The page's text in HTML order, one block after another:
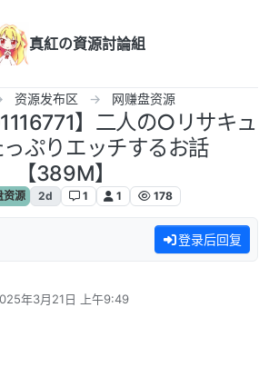
真紅の資源討論組
资源发布区 网赚盘资源
】二人の○リサキュ
ぷりエッチするお話
【389M】
资源 2d 1 1 178
登录后回复
年3月21日 上午9:49
编辑